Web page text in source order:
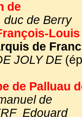
de
duc de Berry
de
JOLY DE
de Palluau
de
Edouard